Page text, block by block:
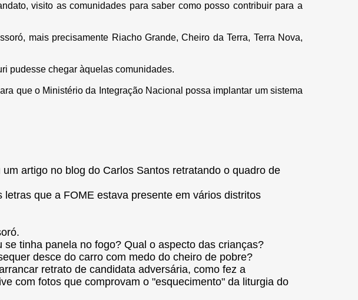
visito as comunidades para saber como posso contribuir para a
mais precisamente Riacho Grande, Cheiro da Terra, Terra Nova,
pudesse chegar àquelas comunidades.
que o Ministério da Integração Nacional possa implantar um sistema
artigo no blog do Carlos Santos retratando o quadro de
que a FOME estava presente em vários distritos
tinha panela no fogo? Qual o aspecto das crianças?
desce do carro com medo do cheiro de pobre?
retrato de candidata adversária, como fez a
com fotos que comprovam o "esquecimento" da liturgia do